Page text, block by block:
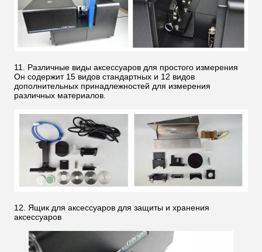
11. Различные виды аксессуаров для простого измерения
Он содержит 15 видов стандартных и 12 видов
дополнительных принадлежностей для измерения
различных материалов.
12. Ящик для аксессуаров для защиты и хранения
аксессуаров